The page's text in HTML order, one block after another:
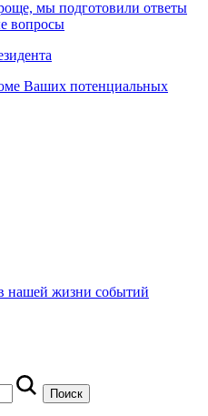
мы подготовили ответы
вопросы
Ваших потенциальных
нашей жизни событий